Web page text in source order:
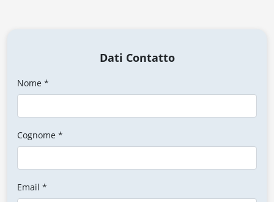
Dati Contatto
Nome *
Cognome *
Email *